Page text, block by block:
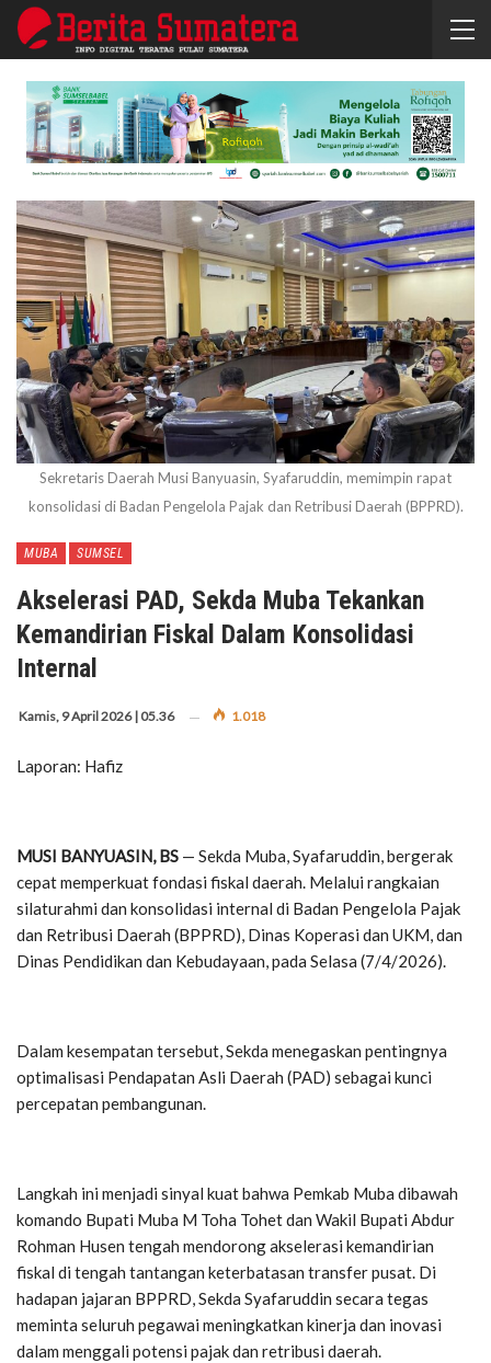
Sekretaris Daerah Musi Banyuasin, Syafaruddin, memimpin rapat
konsolidasi di Badan Pengelola Pajak dan Retribusi Daerah (BPPRD).
MUBA SUMSEL
Akselerasi PAD, Sekda Muba Tekankan
Kemandirian Fiskal Dalam Konsolidasi
Internal
Kamis, 9 April 2026 | 05.36 1.018
Laporan: Hafiz
MUSI BANYUASIN, BS — Sekda Muba, Syafaruddin, bergerak
cepat memperkuat fondasi fiskal daerah. Melalui rangkaian
silaturahmi dan konsolidasi internal di Badan Pengelola Pajak
dan Retribusi Daerah (BPPRD), Dinas Koperasi dan UKM, dan
Dinas Pendidikan dan Kebudayaan, pada Selasa (7/4/2026).
Dalam kesempatan tersebut, Sekda menegaskan pentingnya
optimalisasi Pendapatan Asli Daerah (PAD) sebagai kunci
percepatan pembangunan.
Langkah ini menjadi sinyal kuat bahwa Pemkab Muba dibawah
komando Bupati Muba M Toha Tohet dan Wakil Bupati Abdur
Rohman Husen tengah mendorong akselerasi kemandirian
fiskal di tengah tantangan keterbatasan transfer pusat. Di
hadapan jajaran BPPRD, Sekda Syafaruddin secara tegas
meminta seluruh pegawai meningkatkan kinerja dan inovasi
dalam menggali potensi pajak dan retribusi daerah.